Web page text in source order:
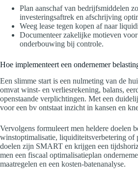
Plan aanschaf van bedrijfsmiddelen
investeringsaftrek en afschrijving
Weeg lease tegen kopen af naar
Documenteer zakelijke motieven
onderbouwing bij controle.
Hoe implementeert een ondernemer
Een slimme start is een nulmeting van de
omvat winst- en verliesrekening, balans,
openstaande verplichtingen. Met een
voor een bv ontstaat inzicht in kansen en
Vervolgens formuleert men heldere doelen
winstoptimalisatie, liquiditeitsverbetering of
doelen zijn SMART en krijgen een
men een fiscaal optimalisatieplan
maatregelen en een kosten-batenanalyse.